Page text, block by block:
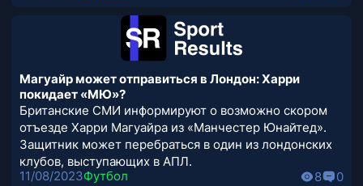
Магуайр может отправиться в Лондон: Харри
покидает «МЮ»?
Британские СМИ информируют о возможно скором
отъезде Харри Магуайра из «Манчестер Юнайтед».
Защитник может перебраться в один из лондонских
клубов, выступающих в АПЛ.
11/08/2023Футбол 8 0